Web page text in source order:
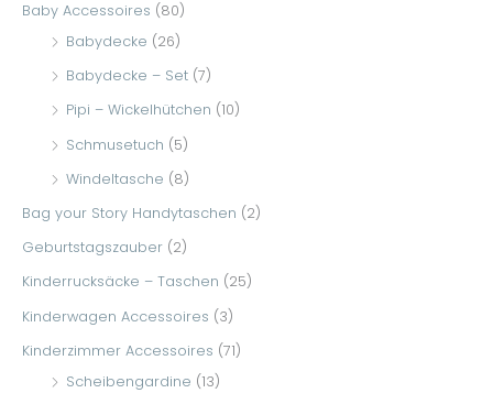
Baby Accessoires (80)
Babydecke (26)
Babydecke – Set (7)
Pipi – Wickelhütchen (10)
Schmusetuch (5)
Windeltasche (8)
Bag your Story Handytaschen (2)
Geburtstagszauber (2)
Kinderrucksäcke – Taschen (25)
Kinderwagen Accessoires (3)
Kinderzimmer Accessoires (71)
Scheibengardine (13)